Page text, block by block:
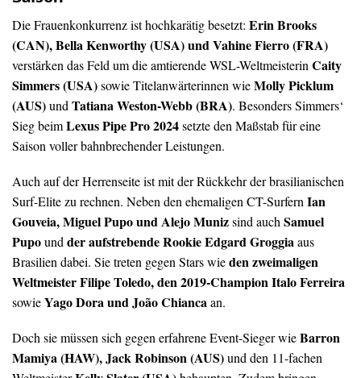
Die Frauenkonkurrenz ist hochkarätig besetzt: Erin Brooks
(CAN), Bella Kenworthy (USA) und Vahine Fierro (FRA)
verstärken das Feld um die amtierende WSL-Weltmeisterin Caity
Simmers (USA)sowie Titelanwärterinnen wieMolly Picklum
(AUS)und Tatiana Weston-Webb (BRA). Besonders Simmers‘
Sieg beimLexus Pipe Pro 2024setzte den Maßstab für eine
Saison voller bahnbrechender Leistungen.
Auch auf der Herrenseite ist mit der Rückkehr der brasilianischen
Surf-Elite zu rechnen. Neben den ehemaligen CT-SurfernIan
Gouveia, Miguel Pupo und Alejo Munizsind auchSamuel
Pupoundder aufstrebende Rookie Edgard Groggiaaus
Brasilien dabei. Sie treten gegen Stars wieden zweimaligen
Weltmeister Filipe Toledo, den 2019-Champion Italo Ferreira
sowieYago Dora und João Chiancaan.
Doch sie müssen sich gegen erfahrene Event-Sieger wieBarron
Mamiya (HAW), Jack Robinson (AUS)und den 11-fachen